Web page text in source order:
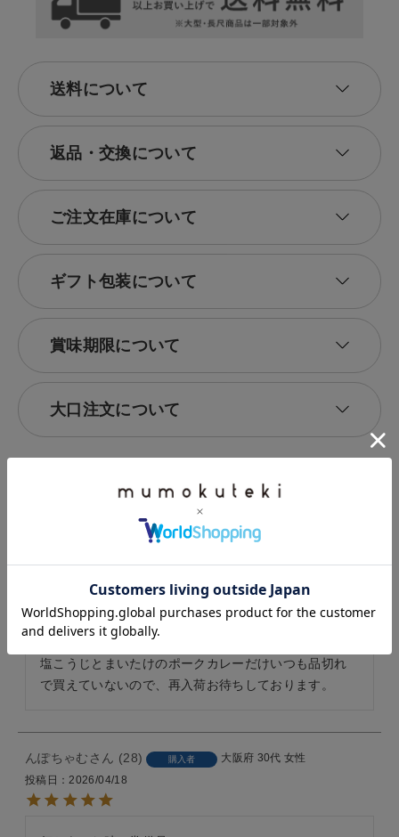
送料について
返品・交換について
ご注文在庫について
ギフト包装について
賞味期限について
大口注文について
購入者 30代
5種類もあって辛さも色々選べるのが嬉しいです。
つい玄米ごはんのレトルトパックと一緒に食べたくな
り合わせ買いしてしまいます。
塩こうじとまいたけのポークカレーだけいつも品切れ
で買えていないので、再入荷お待ちしております。
んぽちゃむ 28 購入者 大阪府 30代 女性
投稿日
2026/04/18